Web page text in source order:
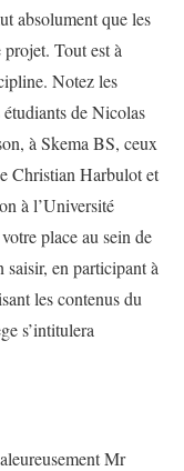
absolument que les
Tout est à
Notez les
étudiants de Nicolas
à Skema BS, ceux
Christian Harbulot et
à l’Université
place au sein de
saisir, en participant à
les contenus du
s’intitulera
Mr